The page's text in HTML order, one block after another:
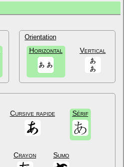
Orientation
Horizontal Vertical
Cursive rapide Sérif
Crayon Sumo